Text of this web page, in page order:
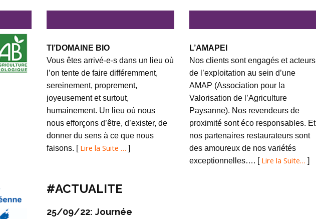
TI’DOMAINE BIO
Vous êtes arrivé-e-s dans un lieu où
l’on tente de faire différemment,
sereinement, proprement,
joyeusement et surtout,
humainement. Un lieu où nous
nous efforçons d’être, d’exister, de
donner du sens à ce que nous
faisons. [ Lire la Suite … ]
L’AMAPEI
Nos clients sont engagés et acteurs
de l’exploitation au sein d’une
AMAP (Association pour la
Valorisation de l’Agriculture
Paysanne). Nos revendeurs de
proximité sont éco responsables. Et
nos partenaires restaurateurs sont
des amoureux de nos variétés
exceptionnelles…. [ Lire la Suite… ]
#ACTUALITE
25/09/22: Journée